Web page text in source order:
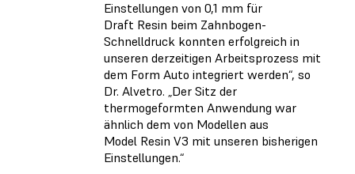
Einstellungen von 0,1 mm für
Draft Resin beim Zahnbogen-
Schnelldruck konnten erfolgreich in
unseren derzeitigen Arbeitsprozess mit
dem Form Auto integriert werden“, so
Dr. Alvetro. „Der Sitz der
thermogeformten Anwendung war
ähnlich dem von Modellen aus
Model Resin V3 mit unseren bisherigen
Einstellungen.“